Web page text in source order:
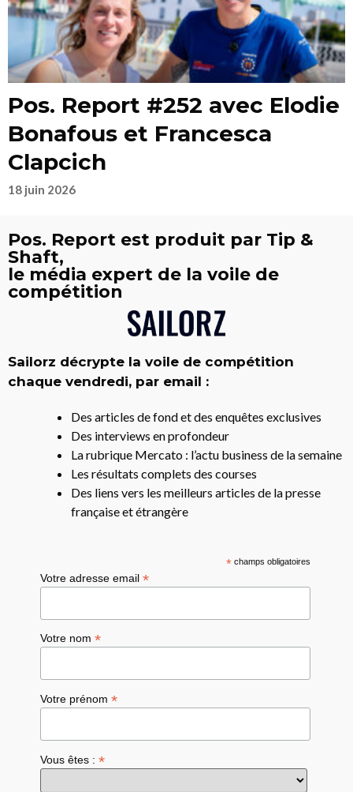
Pos. Report #252 avec Elodie
Bonafous et Francesca
Clapcich
18 juin 2026
Pos. Report est produit par Tip &
Shaft,
le média expert de la voile de
compétition
Sailorz décrypte la voile de compétition
chaque vendredi, par email :
Des articles de fond et des enquêtes exclusives
Des interviews en profondeur
La rubrique Mercato : l’actu business de la semaine
Les résultats complets des courses
Des liens vers les meilleurs articles de la presse
française et étrangère
*champs obligatoires
Votre adresse email*
Votre nom*
Votre prénom*
Vous êtes :*